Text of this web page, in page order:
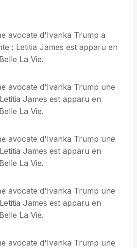
avocate d'Ivanka Trump a
: Letitia James est apparu en
La Vie.
avocate d'Ivanka Trump une
James est apparu en
La Vie.
avocate d'Ivanka Trump une
James est apparu en
La Vie.
avocate d'Ivanka Trump une
James est apparu en
La Vie.
avocate d'Ivanka Trump une